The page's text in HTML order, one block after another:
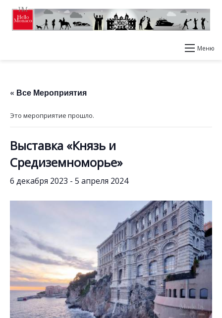
Меню
« Все Мероприятия
Это мероприятие прошло.
Выставка «Князь и
Средиземноморье»
6 декабря 2023 - 5 апреля 2024